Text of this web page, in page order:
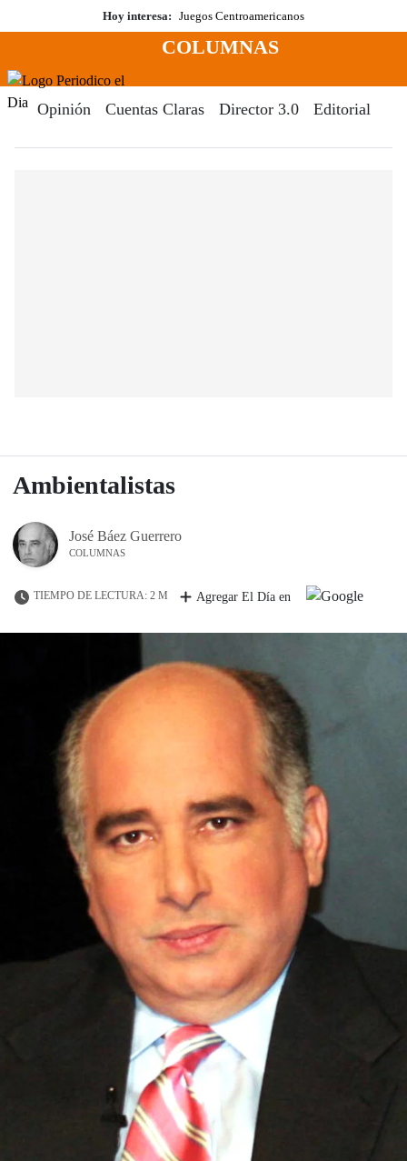
al
Hoy interesa: Juegos Centroamericanos
Menú
COLUMNAS
Opinión Cuentas Claras Director 3.0 Editorial
Ambientalistas
José Báez Guerrero
COLUMNAS
TIEMPO DE LECTURA: 2 M Agregar El Día en